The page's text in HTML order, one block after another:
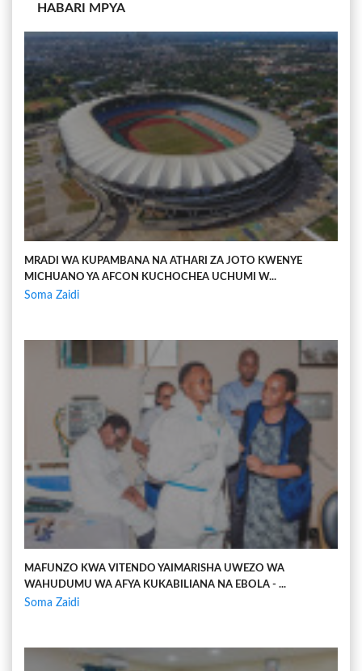
HABARI MPYA
MRADI WA KUPAMBANA NA ATHARI ZA JOTO KWENYE
MICHUANO YA AFCON KUCHOCHEA UCHUMI W...
Soma Zaidi
MAFUNZO KWA VITENDO YAIMARISHA UWEZO WA
WAHUDUMU WA AFYA KUKABILIANA NA EBOLA - ...
Soma Zaidi